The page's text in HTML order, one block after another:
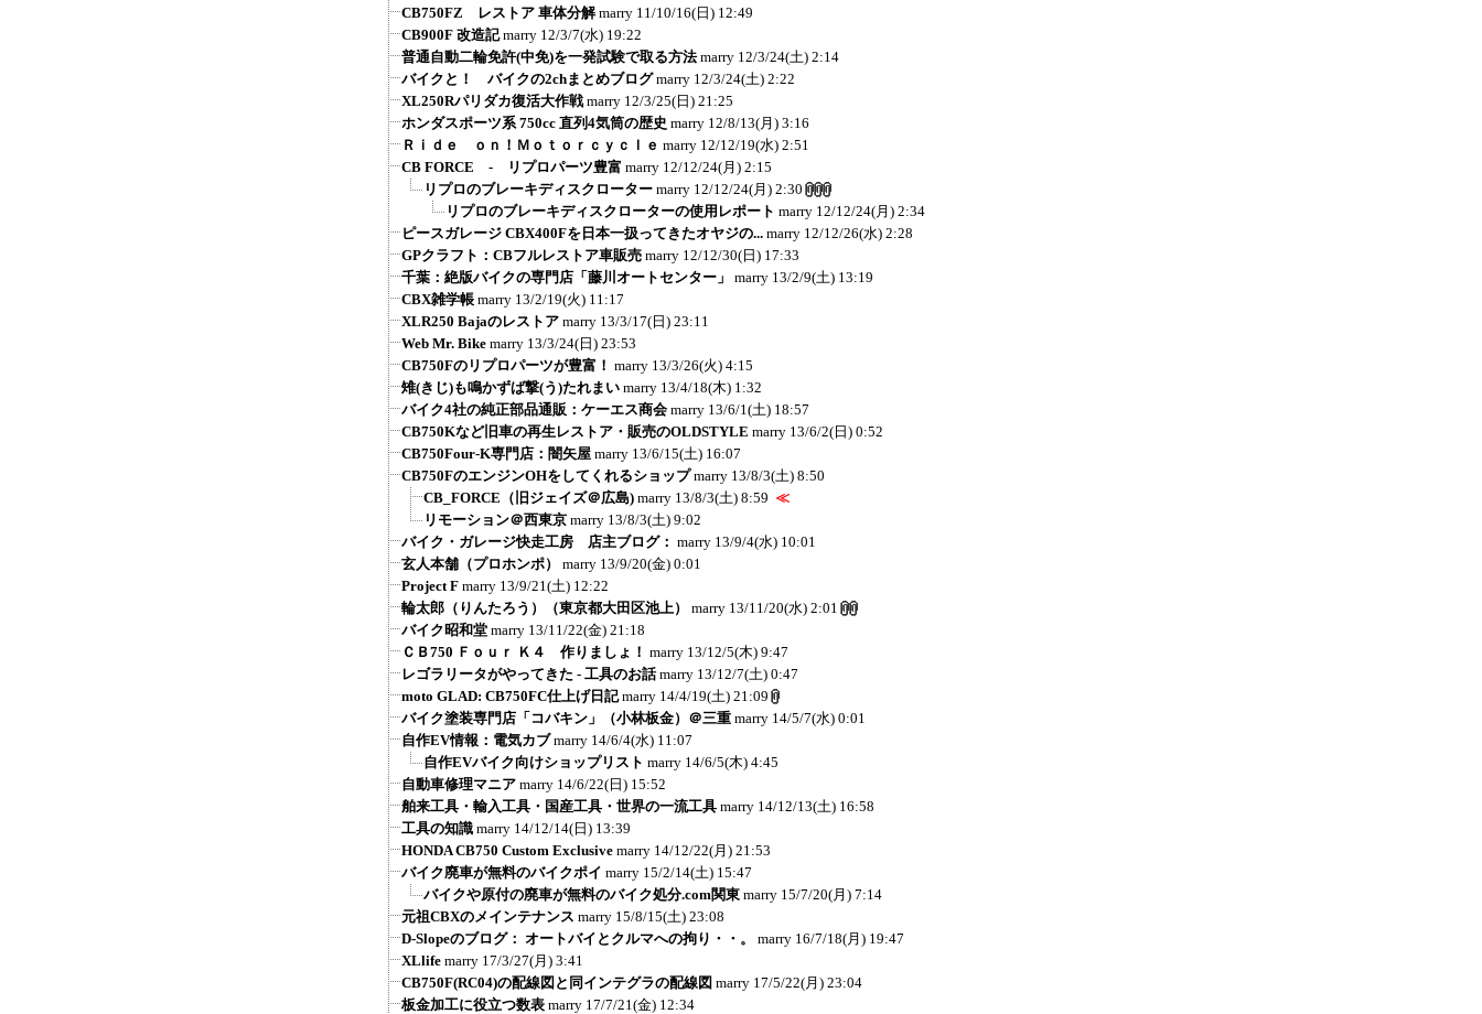
CB750FZ レストア 車体分解 marry 11/10/16(日) 12:49
CB900F 改造記 marry 12/3/7(水) 19:22
普通自動二輪免許(中免)を一発試験で取る方法 marry 12/3/24(土) 2:14
バイクと！ バイクの2chまとめブログ marry 12/3/24(土) 2:22
XL250Rパリダカ復活大作戦 marry 12/3/25(日) 21:25
ホンダスポーツ系 750cc 直列4気筒の歴史 marry 12/8/13(月) 3:16
Ｒｉｄｅ ｏｎ！Ｍｏｔｏｒｃｙｃｌｅ marry 12/12/19(水) 2:51
CB FORCE - リプロパーツ豊富 marry 12/12/24(月) 2:15
リプロのブレーキディスクローター marry 12/12/24(月) 2:30
リプロのブレーキディスクローターの使用レポート marry 12/12/24(月) 2:34
ピースガレージ CBX400Fを日本一扱ってきたオヤジの... marry 12/12/26(水) 2:28
GPクラフト：CBフルレストア車販売 marry 12/12/30(日) 17:33
千葉：絶版バイクの専門店「藤川オートセンター」
marry 13/2/9(土) 13:19
CBX雑学帳 marry 13/2/19(火) 11:17
XLR250 Bajaのレストア marry 13/3/17(日) 23:11
Web Mr. Bike marry 13/3/24(日) 23:53
CB750Fのリプロパーツが豊富！ marry 13/3/26(火) 4:15
雉(きじ)も鳴かずば撃(う)たれまい marry 13/4/18(木) 1:32
バイク4社の純正部品通販：ケーエス商会 marry 13/6/1(土) 18:57
CB750Kなど旧車の再生レストア・販売のOLDSTYLE marry 13/6/2(日) 0:52
CB750Four-K専門店：闇矢屋 marry 13/6/15(土) 16:07
CB750FのエンジンOHをしてくれるショップ marry 13/8/3(土) 8:50
CB_FORCE（旧ジェイズ＠広島) marry 13/8/3(土) 8:59 ≪
リモーション＠西東京 marry 13/8/3(土) 9:02
バイク・ガレージ快走工房 店主ブログ： marry 13/9/4(水) 10:01
玄人本舗（プロホンポ）
marry 13/9/20(金) 0:01
Project F marry 13/9/21(土) 12:22
輪太郎（りんたろう）（東京都大田区池上）
marry 13/11/20(水) 2:01
バイク昭和堂 marry 13/11/22(金) 21:18
ＣＢ750 Ｆｏｕｒ Ｋ４ 作りましょ！ marry 13/12/5(木) 9:47
レゴラリータがやってきた - 工具のお話 marry 13/12/7(土) 0:47
moto GLAD: CB750FC仕上げ日記 marry 14/4/19(土) 21:09
バイク塗装専門店「コバキン」（小林板金）＠三重 marry 14/5/7(水) 0:01
自作EV情報：電気カブ marry 14/6/4(水) 11:07
自作EVバイク向けショップリスト marry 14/6/5(木) 4:45
自動車修理マニア marry 14/6/22(日) 15:52
舶来工具・輸入工具・国産工具・世界の一流工具 marry 14/12/13(土) 16:58
工具の知識 marry 14/12/14(日) 13:39
HONDA CB750 Custom Exclusive marry 14/12/22(月) 21:53
バイク廃車が無料のバイクポイ marry 15/2/14(土) 15:47
バイクや原付の廃車が無料のバイク処分.com関東 marry 15/7/20(月) 7:14
元祖CBXのメインテナンス marry 15/8/15(土) 23:08
D-Slopeのブログ： オートバイとクルマへの拘り・・。
marry 16/7/18(月) 19:47
XLlife marry 17/3/27(月) 3:41
CB750F(RC04)の配線図と同インテグラの配線図 marry 17/5/22(月) 23:04
板金加工に役立つ数表 marry 17/7/21(金) 12:34